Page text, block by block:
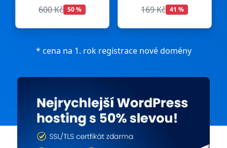
169 Kč 41 % 299 Kč 8 %
* cena na 1. rok registrace nové domény